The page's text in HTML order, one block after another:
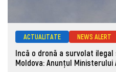
ACTUALITATE NEWS ALERT
Incă o dronă a survolat
Moldova: Anunţul Ministerului